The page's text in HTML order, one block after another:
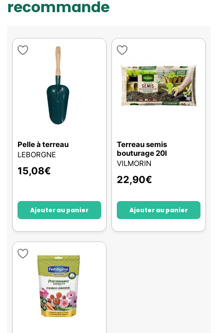
recommande
Pelle à terreau
LEBORGNE
15,08€
Ajouter au panier
Terreau semis
bouturage 20l
VILMORIN
22,90€
Ajouter au panier